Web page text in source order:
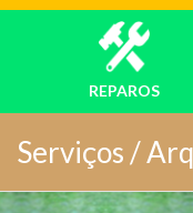
REPAROS
Serviços /